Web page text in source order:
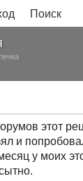
Поиск
этот
и
у моих